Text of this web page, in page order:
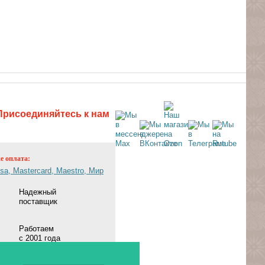
к нам
оплата:
Надежный
поставщик
Работаем
с 2001 года